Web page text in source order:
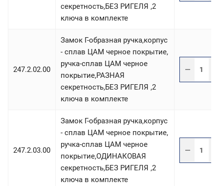
секретность,БЕЗ РИГЕЛЯ ,2
ключа в комплекте
247.2.02.00
Замок Г-образная ручка,корпус
- сплав ЦАМ черное покрытие,
ручка-сплав ЦАМ черное
покрытие,РАЗНАЯ
секретность,БЕЗ РИГЕЛЯ ,2
ключа в комплекте
247.2.03.00
Замок Г-образная ручка,корпус
- сплав ЦАМ черное покрытие,
ручка-сплав ЦАМ черное
покрытие,ОДИНАКОВАЯ
секретность,БЕЗ РИГЕЛЯ ,2
ключа в комплекте